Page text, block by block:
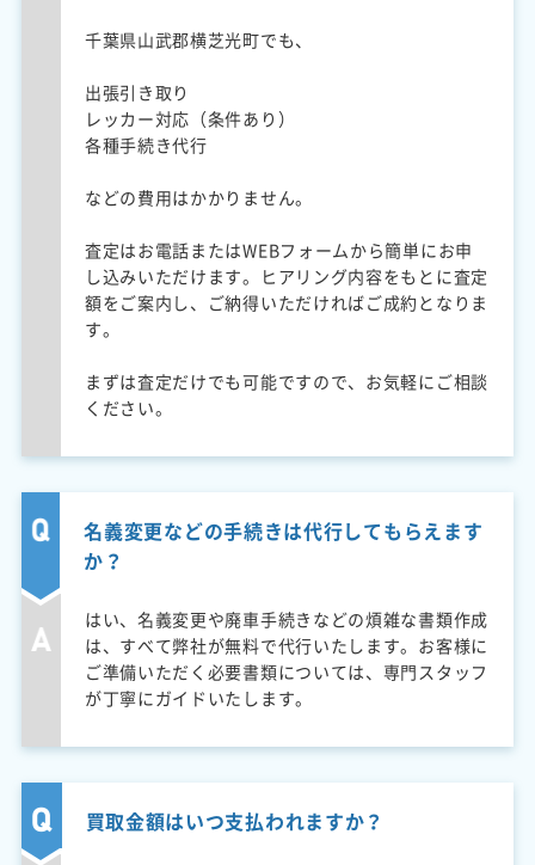
千葉県山武郡横芝光町でも、
出張引き取り
レッカー対応（条件あり）
各種手続き代行
などの費用はかかりません。
査定はお電話またはWEBフォームから簡単にお申
し込みいただけます。ヒアリング内容をもとに査定
額をご案内し、ご納得いただければご成約となりま
す。
まずは査定だけでも可能ですので、お気軽にご相談
ください。
名義変更などの手続きは代行してもらえます
か？
はい、名義変更や廃車手続きなどの煩雑な書類作成
は、すべて弊社が無料で代行いたします。お客様に
ご準備いただく必要書類については、専門スタッフ
が丁寧にガイドいたします。
買取金額はいつ支払われますか？